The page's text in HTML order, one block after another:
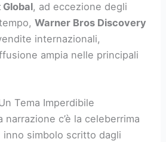
Global, ad eccezione degli
Warner Bros Discovery
internazionali,
ampia nelle principali
Tema Imperdibile
c’è la celeberrima
inno simbolo scritto dagli